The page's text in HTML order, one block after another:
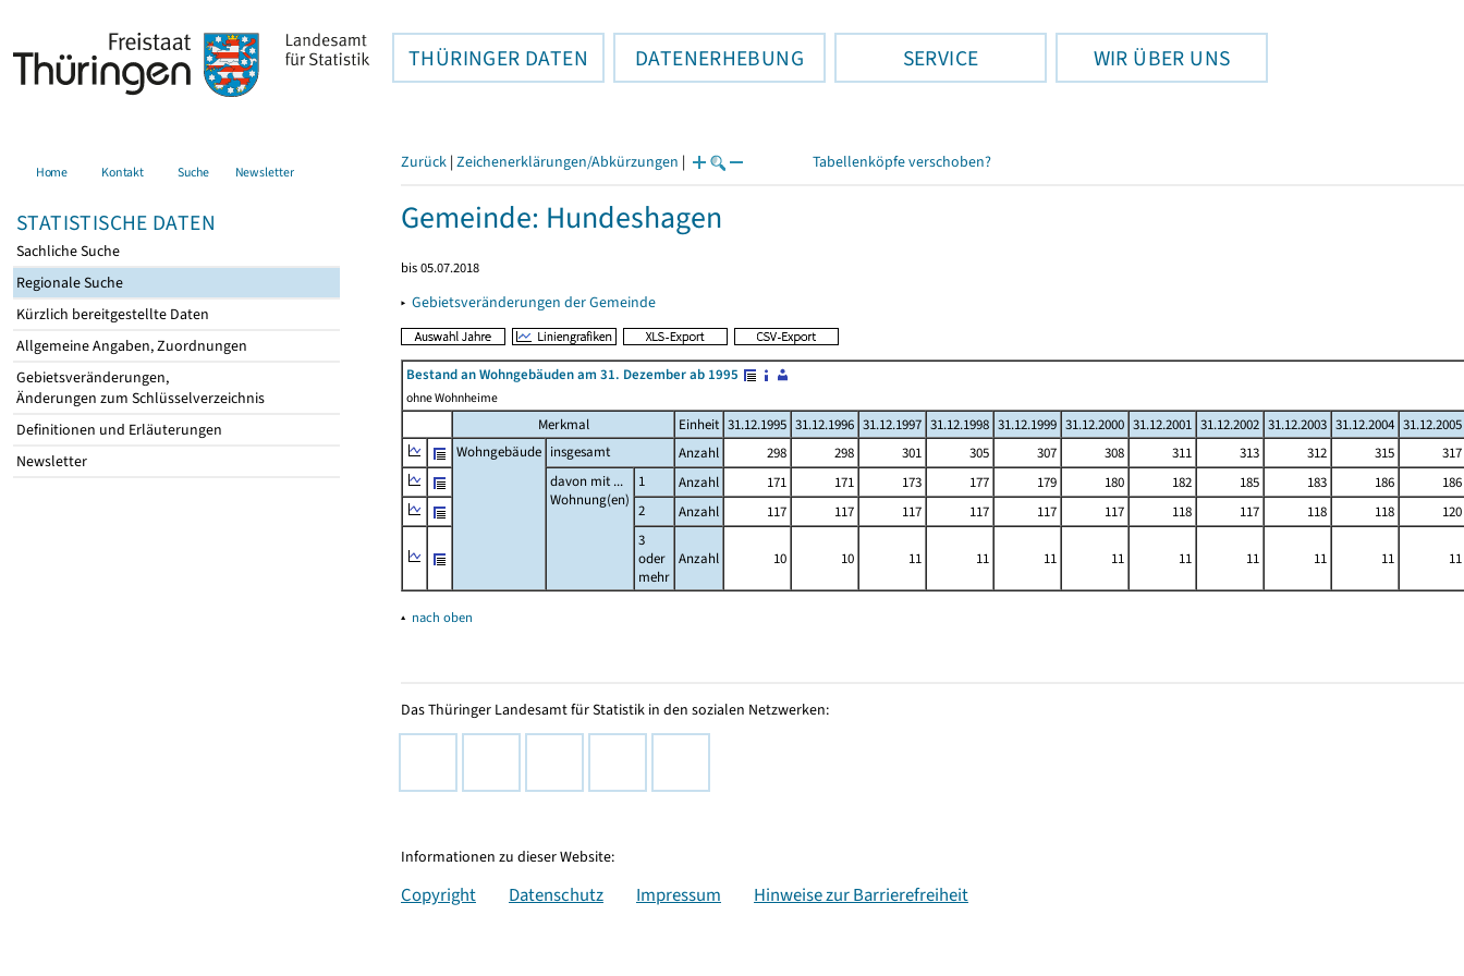
THÜRINGER DATEN DATENERHEBUNG SERVICE WIR ÜBER UNS
Home Kontakt Suche Newsletter
STATISTISCHE DATEN
Sachliche Suche
Regionale Suche
Kürzlich bereitgestellte Daten
Allgemeine Angaben, Zuordnungen
Gebietsveränderungen,
Änderungen zum Schlüsselverzeichnis
Definitionen und Erläuterungen
Newsletter
Zurück | Zeichenerklärungen/Abkürzungen | Tabellenköpfe verschoben?
Gemeinde: Hundeshagen
bis 05.07.2018
▸ Gebietsveränderungen der Gemeinde
Bestand an Wohngebäuden am 31. Dezember ab 1995
ohne Wohnheime
Merkmal Einheit 31.12.1995 31.12.1996 31.12.1997 31.12.1998 31.12.1999 31.12.2000 31.12.2001 31.12.2002 31.12.2003 31.12.2004 31.12.2005
Wohngebäude insgesamt Anzahl 298 298 301 305 307 308 311 313 312 315
317
davon mit ...
Wohnung(en)
1 Anzahl 171 171 173 177 179 180 182 185 183 186
186
2
Anzahl 117 117 117 117 117 117 118 117 118 118
120
3
oder
mehr
Anzahl 10 10 11 11 11 11 11 11 11 11 11
▴ nach oben
Das Thüringer Landesamt für Statistik in den sozialen Netzwerken:
Informationen zu dieser Website:
Copyright Datenschutz Impressum Hinweise zur Barrierefreiheit